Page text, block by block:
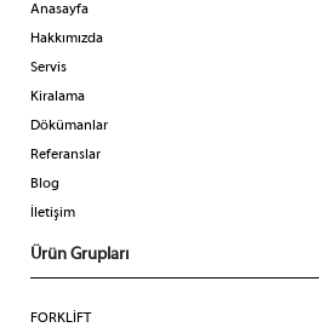
Anasayfa
Hakkımızda
Servis
Kiralama
Dökümanlar
Referanslar
Blog
İletişim
Ürün Grupları
FORKLİFT